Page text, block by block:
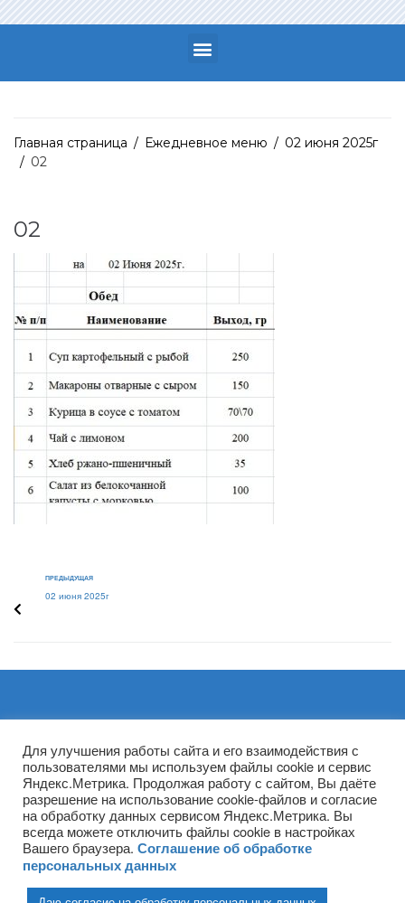
Главная страница / Ежедневное меню / 02 июня 2025г
/ 02
02
ПРЕДЫДУЩАЯ
02 июня 2025г
Архивы
(ГПОУ ТО «НТПБ») 2020 г. ©
Для улучшения работы сайта и его взаимодействия с
пользователями мы используем файлы cookie и сервис
Яндекс.Метрика. Продолжая работу с сайтом, Вы даёте
разрешение на использование cookie-файлов и согласие
на обработку данных сервисом Яндекс.Метрика. Вы
всегда можете отключить файлы cookie в настройках
Вашего браузера. Соглашение об обработке
персональных данных